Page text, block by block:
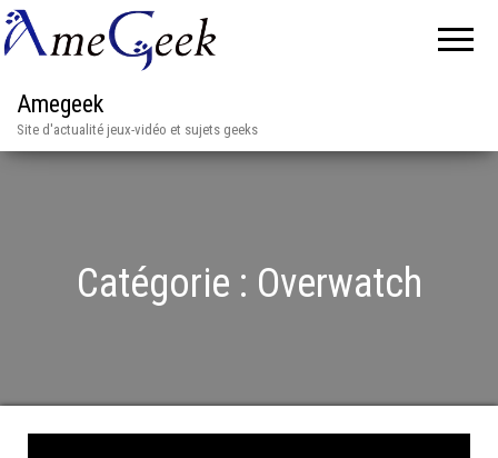
Amegeek
Site d'actualité jeux-vidéo et sujets geeks
Catégorie : Overwatch